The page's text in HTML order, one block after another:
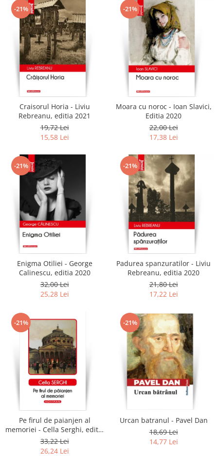
-21%
Craisorul Horia - Liviu
Rebreanu, editia 2021
19,72 Lei
15,58 Lei
-21%
Moara cu noroc - Ioan Slavici,
Editia 2020
22,00 Lei
17,38 Lei
-21%
Enigma Otiliei - George
Calinescu, editia 2020
32,00 Lei
25,28 Lei
-21%
Padurea spanzuratilor - Liviu
Rebreanu, editia 2020
21,80 Lei
17,22 Lei
-21%
Pe firul de paianjen al
memoriei - Cella Serghi, editia
2020
33,22 Lei
26,24 Lei
-21%
Urcan batranul - Pavel Dan
18,69 Lei
14,77 Lei